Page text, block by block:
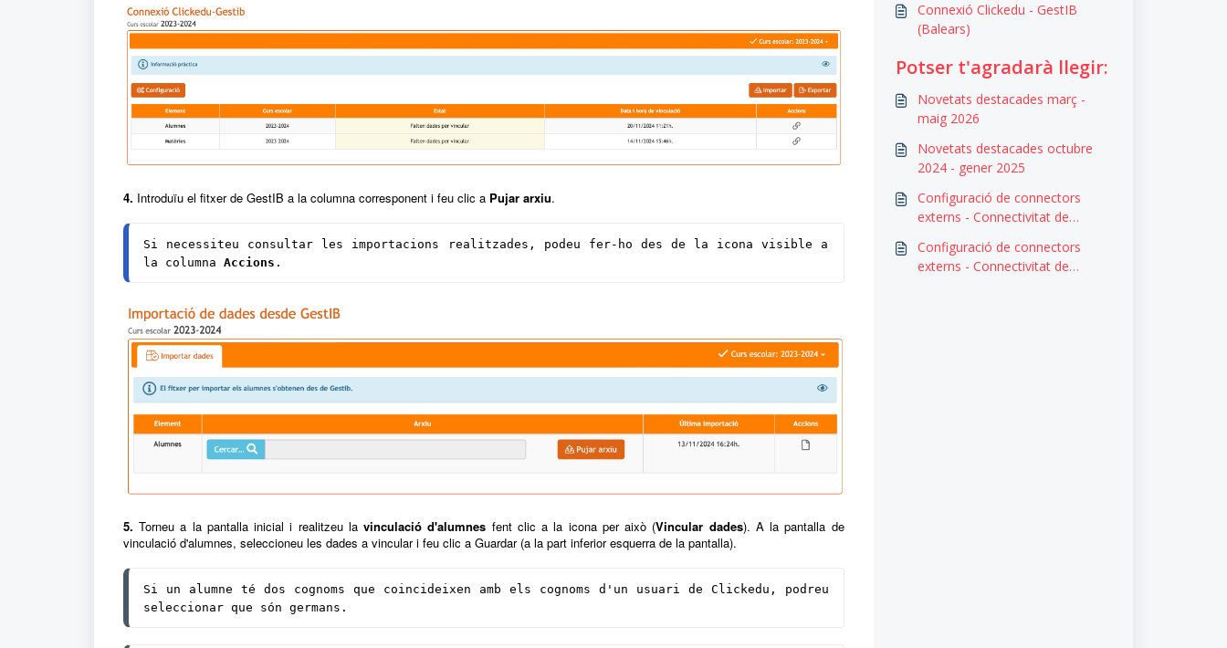
4. Introduïu el fitxer de GestIB a la columna corresponent i feu clic a Pujar arxiu.
Si necessiteu consultar les importacions realitzades, podeu fer-ho des de la icona visible a
la columna Accions .
5. Torneu a la pantalla inicial i realitzeu lavinculació d'alumnes fent clic a la icona per això (Vincular dades). A la pantalla de
vinculació d'alumnes, seleccioneu les dades a vincular i feu clic a Guardar (a la part inferior esquerra de la pantalla).
Si un alumne té dos cognoms que coincideixen amb els cognoms d'un usuari de Clickedu, podreu
seleccionar que són germans.
Connexió Clickedu - GestIB
(Balears)
Potser t'agradarà llegir:
Novetats destacades març -
maig 2026
Novetats destacades octubre
2024 - gener 2025
Configuració de connectors
externs - Connectivitat de
Configuració de connectors
externs - Connectivitat de